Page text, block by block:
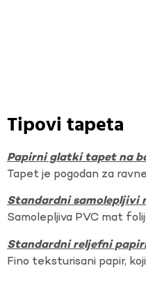
Tipovi tapeta
Papirni glatki tapet na
Tapet je pogodan za
Standardni samolepljivi
Samolepljiva PVC mat
Standardni reljefni
Fino teksturisani papir,